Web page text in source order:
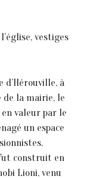
vestiges
d’Hérouville, à
de la mairie, le
valeur par le
un espace
construit en
Lioni, venu